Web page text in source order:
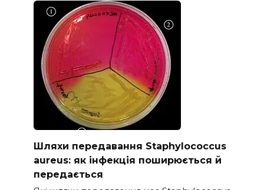
Шляхи передавання Staphylococcus
aureus: як інфекція поширюється й
передається